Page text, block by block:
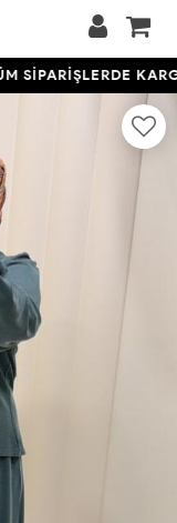
SİPARİŞLERDE